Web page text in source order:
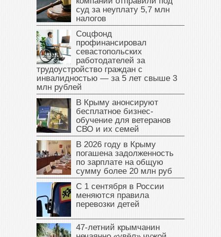
суд за неуплату 5,7 млн
налогов
Соцфонд
профинансировал
севастопольских
работодателей за
трудоустройство граждан с
инвалидностью — за 5 лет свыше 3
млн рублей
В Крыму анонсируют
бесплатное бизнес-
обучение для ветеранов
СВО и их семей
В 2026 году в Крыму
погашена задолженность
по зарплате на общую
сумму более 20 млн руб
С 1 сентября в России
меняются правила
перевозки детей
47‑летний крымчанин